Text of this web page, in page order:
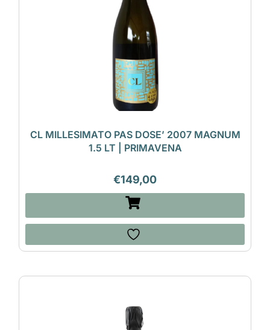
CL MILLESIMATO PAS DOSE’ 2007 MAGNUM
1.5 LT | PRIMAVENA
€149,00